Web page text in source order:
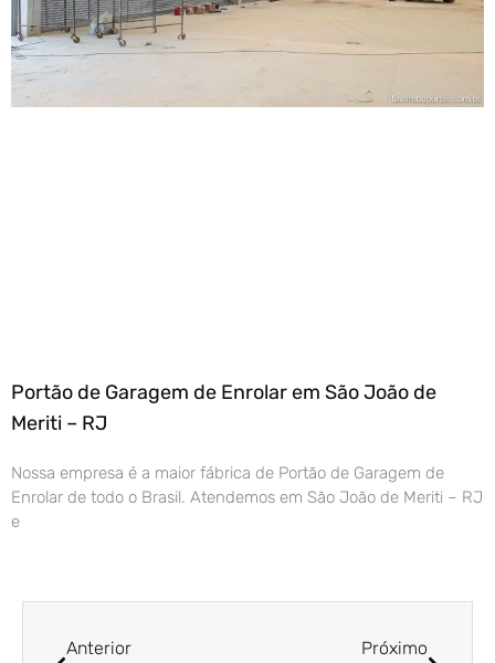
Portão de Garagem de Enrolar em São João de
Meriti – RJ
Nossa empresa é a maior fábrica de Portão de Garagem de
Enrolar de todo o Brasil. Atendemos em São João de Meriti – RJ
e
Anterior Próximo